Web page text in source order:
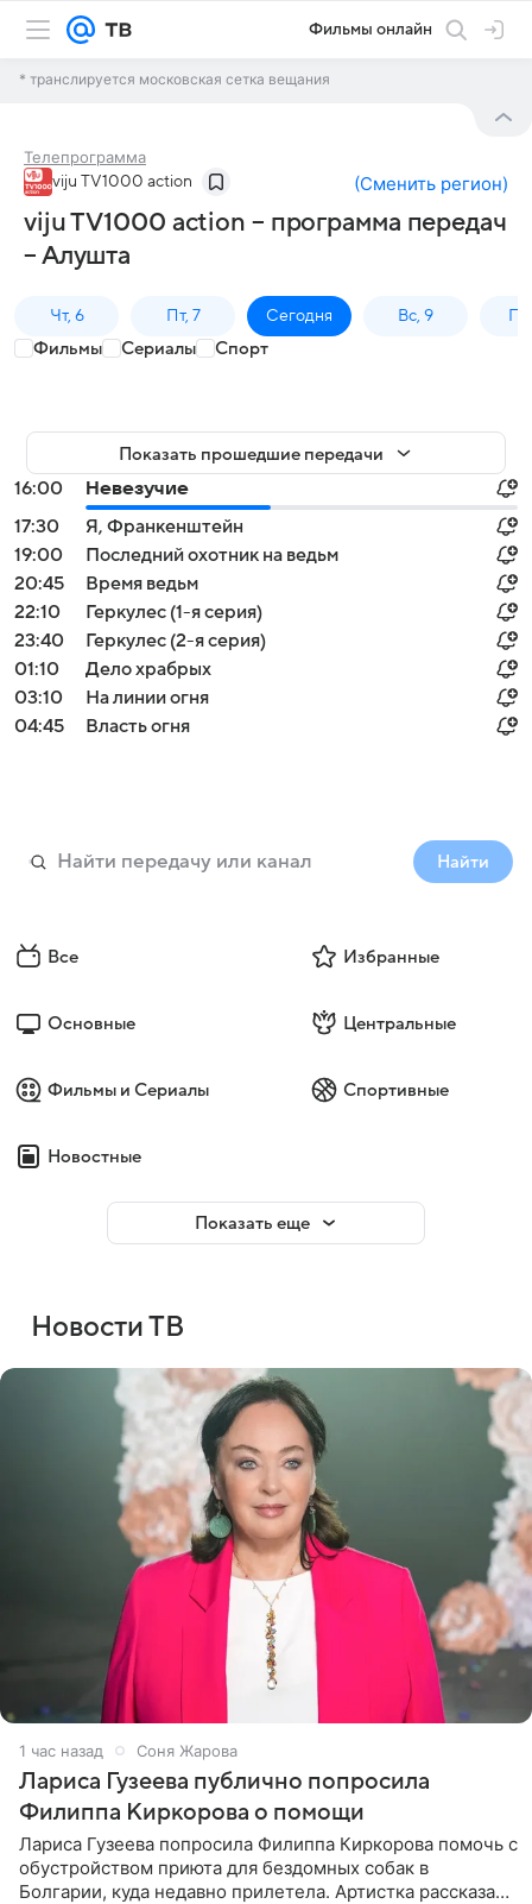
Фильмы онлайн
* транслируется московская сетка вещания
Телепрограмма
viju TV1000 action (Сменить регион)
viju TV1000 action – программа передач
– Алушта
Чт, 6 Пт, 7 Сегодня Вс, 9
Фильмы Сериалы Спорт
Показать прошедшие передачи
16:00
Невезучие
17:30
Я, Франкенштейн
19:00
Последний охотник на ведьм
20:45
Время ведьм
22:10
Геркулес (1-я серия)
23:40
Геркулес (2-я серия)
01:10
Дело храбрых
03:10
На линии огня
04:45
Власть огня
Найти
Все Избранные
Основные Центральные
Фильмы и Сериалы Спортивные
Новостные
Показать еще
Новости ТВ
1 час назад Соня Жарова
Лариса Гузеева публично попросила
Филиппа Киркорова о помощи
Лариса Гузеева попросила Филиппа Киркорова помочь с
обустройством приюта для бездомных собак в
Болгарии, куда недавно прилетела. Артистка рассказала